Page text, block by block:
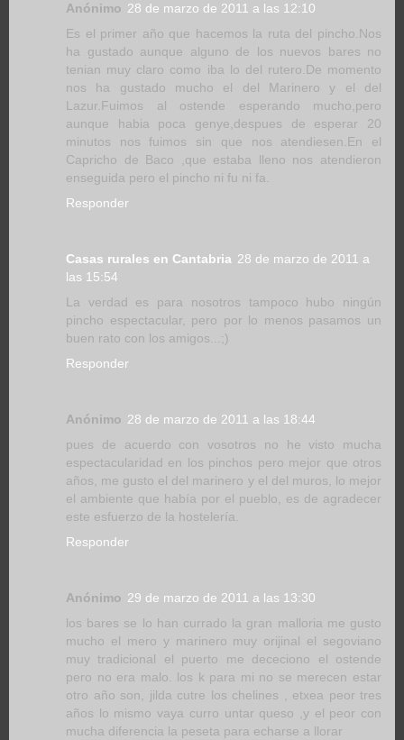
Anónimo 28 de marzo de 2011 a las 12:10
Es el primer año que hacemos la ruta del pincho.Nos
ha gustado aunque alguno de los nuevos bares no
tenian muy claro como iba lo del rutero.De momento
nos ha gustado mucho el del Marinero y el del
Lazur.Fuimos al ostende esperando mucho,pero
aunque habia poca genye,despues de esperar 20
minutos nos fuimos sin que nos atendiesen.En el
Capricho de Baco ,que estaba lleno nos atendieron
enseguida pero el pincho ni fu ni fa.
Responder
Casas rurales en Cantabria 28 de marzo de 2011 a
las 15:54
La verdad es para nosotros tampoco hubo ningún
pincho espectacular, pero por lo menos pasamos un
buen rato con los amigos...;)
Responder
Anónimo 28 de marzo de 2011 a las 18:44
pues de acuerdo con vosotros no he visto mucha
espectacularidad en los pinchos pero mejor que otros
años, me gusto el del marinero y el del muros, lo mejor
el ambiente que había por el pueblo, es de agradecer
este esfuerzo de la hostelería.
Responder
Anónimo 29 de marzo de 2011 a las 13:30
los bares se lo han currado la gran malloria me gusto
mucho el mero y marinero muy orijinal el segoviano
muy tradicional el puerto me dececiono el ostende
pero no era malo. los k para mi no se merecen estar
otro año son, jilda cutre los chelines , etxea peor tres
años lo mismo vaya curro untar queso ,y el peor con
mucha diferencia la peseta para echarse a llorar